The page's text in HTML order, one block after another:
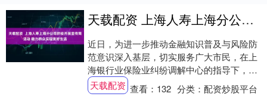
天载配资 上海人寿上海分公司积极开展宣传周活动 助力群众实现美好生活
近日，为进一步推动金融知识普及与风险防
范意识深入基层，切实服务广大市民，在上
海银行业保险业纠纷调解中心的指导下，上
海人寿上海分公司积极响应2025年金融教育
宣传....
天载配资 查看： 132 分类：配资炒股平台